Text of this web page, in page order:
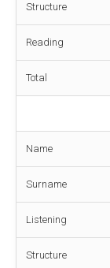
Structure
Reading
Total
Name
Surname
Listening
Structure